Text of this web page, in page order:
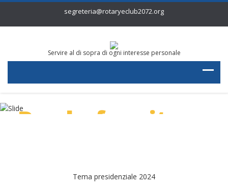
segreteria@rotaryeclub2072.org
Servire al di sopra di ogni interesse personale
Per la fornitura
Tema presidenziale 2024